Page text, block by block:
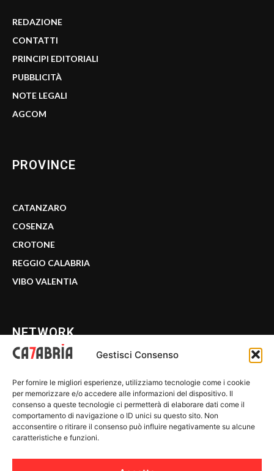
Gestisci Consenso
Per fornire le migliori esperienze, utilizziamo tecnologie come i cookie
per memorizzare e/o accedere alle informazioni del dispositivo. Il
consenso a queste tecnologie ci permetterà di elaborare dati come il
comportamento di navigazione o ID unici su questo sito. Non
acconsentire o ritirare il consenso può influire negativamente su alcune
caratteristiche e funzioni.
REDAZIONE
CONTATTI
PRINCIPI EDITORIALI
PUBBLICITÀ
NOTE LEGALI
AGCOM
PROVINCE
CATANZARO
COSENZA
CROTONE
REGGIO CALABRIA
VIBO VALENTIA
NETWORK
WE CALABRIA
C7 PLAY
MIX ZONE